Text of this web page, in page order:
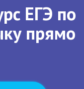
ЕГЭ по
прямо